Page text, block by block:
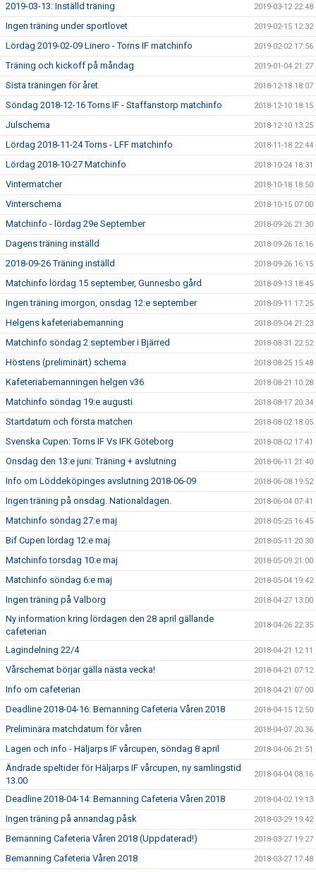
2019-03-13: Inställd träning 2019-03-12 22:48
Ingen träning under sportlovet 2019-02-15 12:32
Lördag 2019-02-09 Linero - Torns IF matchinfo 2019-02-02 17:56
Träning och kickoff på måndag 2019-01-04 21:27
Sista träningen för året 2018-12-18 18:07
Söndag 2018-12-16 Torns IF - Staffanstorp matchinfo 2018-12-10 18:15
Julschema 2018-12-10 13:25
Lördag 2018-11-24 Torns - LFF matchinfo 2018-11-18 22:44
Lördag 2018-10-27 Matchinfo 2018-10-24 18:31
Vintermatcher 2018-10-18 18:50
Vinterschema 2018-10-15 07:00
Matchinfo - lördag 29e September 2018-09-26 21:30
Dagens träning inställd 2018-09-26 16:16
2018-09-26 Träning inställd 2018-09-26 16:15
Matchinfo lördag 15 september, Gunnesbo gård 2018-09-13 18:45
Ingen träning imorgon, onsdag 12:e september 2018-09-11 17:25
Helgens kafeteriabemanning 2018-09-04 21:23
Matchinfo söndag 2 september i Bjärred 2018-08-31 22:52
Höstens (preliminärt) schema 2018-08-25 15:48
Kafeteriabemanningen helgen v36 2018-08-21 10:28
Matchinfo söndag 19:e augusti 2018-08-17 20:34
Startdatum och första matchen 2018-08-02 18:05
Svenska Cupen: Torns IF Vs IFK Göteborg 2018-08-02 17:41
Onsdag den 13:e juni: Träning + avslutning 2018-06-11 21:40
Info om Löddeköpinges avslutning 2018-06-09 2018-06-08 19:52
Ingen träning på onsdag. Nationaldagen. 2018-06-04 07:41
Matchinfo söndag 27:e maj 2018-05-25 16:45
Bif Cupen lördag 12:e maj 2018-05-11 20:30
Matchinfo torsdag 10:e maj 2018-05-09 21:00
Matchinfo söndag 6:e maj 2018-05-04 19:42
Ingen träning på Valborg 2018-04-27 13:00
Ny information kring lördagen den 28 april gällande
cafeterian
2018-04-26 22:35
Lagindelning 22/4 2018-04-21 12:11
Vårschemat börjar gälla nästa vecka! 2018-04-21 07:12
Info om cafeterian 2018-04-21 07:00
Deadline 2018-04-16: Bemanning Cafeteria Våren 2018 2018-04-15 12:50
Preliminära matchdatum för våren 2018-04-07 20:36
Lagen och info - Häljarps IF vårcupen, söndag 8 april 2018-04-06 21:51
Ändrade speltider för Häljarps IF vårcupen, ny samlingstid
13.00
2018-04-04 08:16
Deadline 2018-04-14: Bemanning Cafeteria Våren 2018 2018-04-02 19:13
Ingen träning på annandag påsk 2018-03-29 19:42
Bemanning Cafeteria Våren 2018 (Uppdaterad!) 2018-03-27 19:27
Bemanning Cafeteria Våren 2018 2018-03-27 17:48